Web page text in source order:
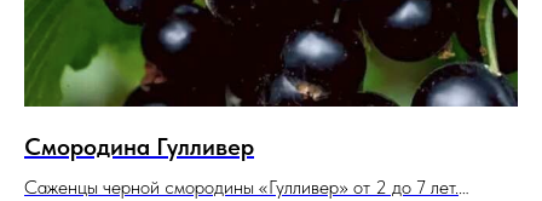
Смородина Гулливер
Саженцы черной смородины «Гулливер» от 2 до 7 лет.